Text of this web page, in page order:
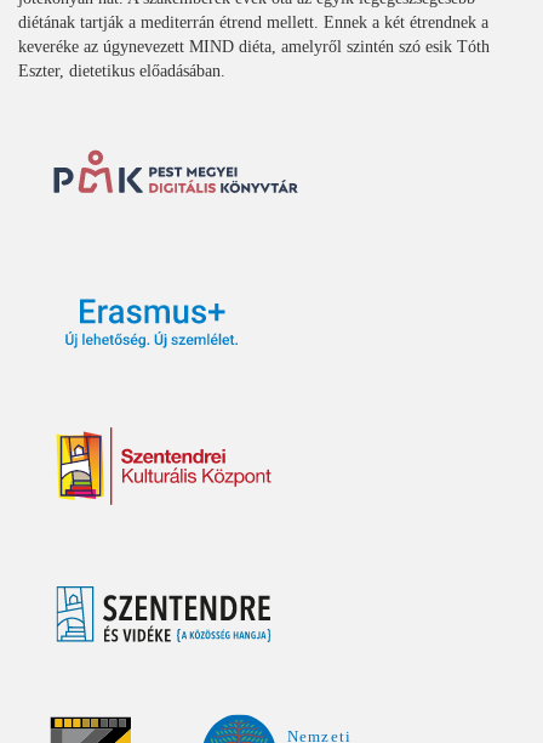
diétának tartják a mediterrán étrend mellett. Ennek a két étrendnek a
keveréke az úgynevezett MIND diéta, amelyről szintén szó esik Tóth
Eszter, dietetikus előadásában.